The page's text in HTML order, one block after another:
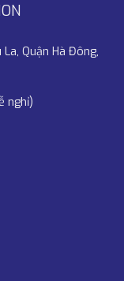
La, Quận Hà Đông,
nghỉ)